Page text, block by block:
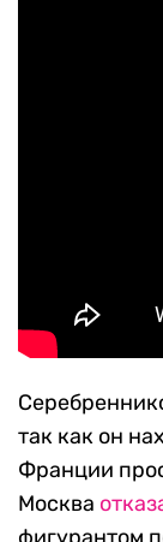
так как он
Франции
Москва